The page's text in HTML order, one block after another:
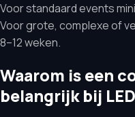
Voor standaard events
Voor grote, complexe of
8–12 weken.
Waarom is een
belangrijk bij